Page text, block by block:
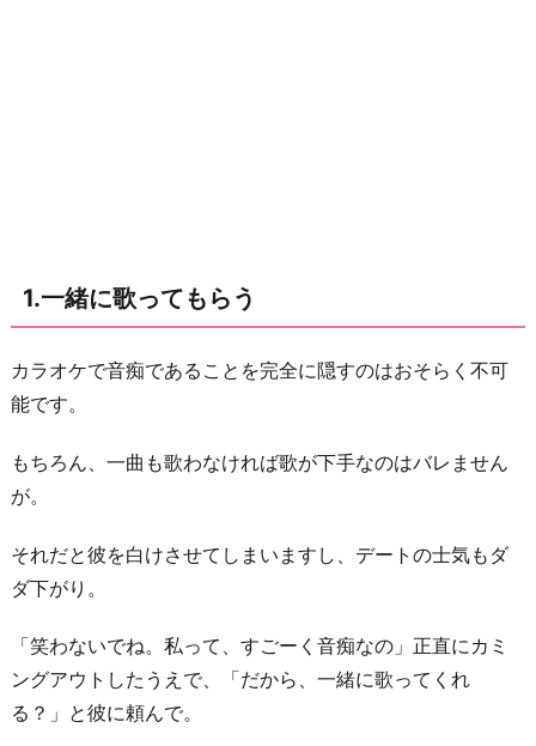
を
リ
ク
エ
ト
3.
器
を
使
1.一緒に歌ってもらう
カラオケで音痴であることを完全に隠すのはおそらく不可
能です。
もちろん、一曲も歌わなければ歌が下手なのはバレません
が。
それだと彼を白けさせてしまいますし、デートの士気もダ
ダ下がり。
「笑わないでね。私って、すごーく音痴なの」正直にカミ
ングアウトしたうえで、「だから、一緒に歌ってくれ
る？」と彼に頼んで。